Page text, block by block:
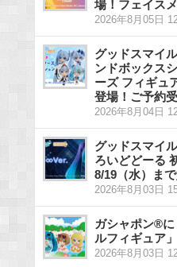
場！フェイス
2026年8月05日
グッドスマイ
ンドボックス
ーズ フィギュ
登場！ご予約
2026年8月04日
グッドスマイ
ろいどどーる
8/19（水）ま
2026年8月03日
ガシャポン®
ルフィギュア
2026年8月03日